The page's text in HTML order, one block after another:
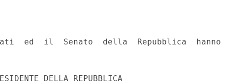
ed  il  Senato  della  Repubblica  hanno
DELLA REPUBBLICA